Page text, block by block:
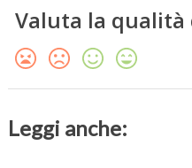
Valuta la
Leggi anche: